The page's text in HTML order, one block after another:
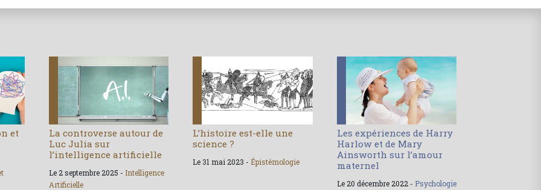
et
La controverse autour de
Luc Julia sur
l’intelligence artificielle
Le 2 septembre 2025 - Intelligence
Artificielle
L’histoire est-elle une
science ?
Le 31 mai 2023 - Épistémologie
Les expériences de Harry
Harlow et de Mary
Ainsworth sur l’amour
maternel
Le 20 décembre 2022 - Psychologie